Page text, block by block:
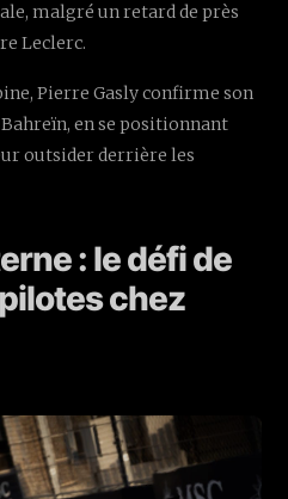
malgré un retard de près
Leclerc.
Pierre Gasly confirme son
en se positionnant
outsider derrière les
: le défi de
chez